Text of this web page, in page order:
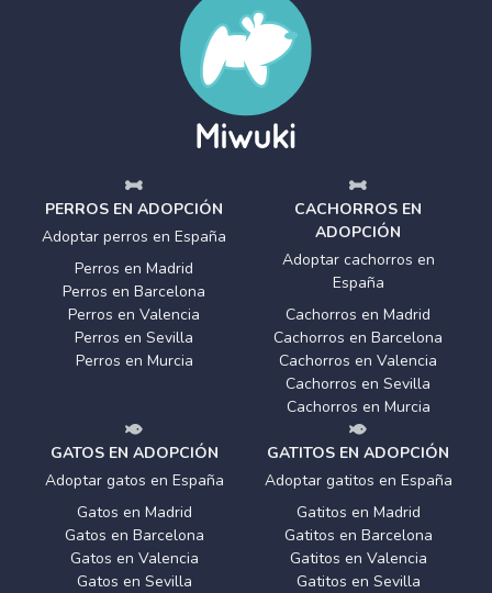
PERROS EN ADOPCIÓN
Adoptar perros en España
Perros en Madrid
Perros en Barcelona
Perros en Valencia
Perros en Sevilla
Perros en Murcia
CACHORROS EN
ADOPCIÓN
Adoptar cachorros en
España
Cachorros en Madrid
Cachorros en Barcelona
Cachorros en Valencia
Cachorros en Sevilla
Cachorros en Murcia
GATOS EN ADOPCIÓN
Adoptar gatos en España
Gatos en Madrid
Gatos en Barcelona
Gatos en Valencia
Gatos en Sevilla
GATITOS EN ADOPCIÓN
Adoptar gatitos en España
Gatitos en Madrid
Gatitos en Barcelona
Gatitos en Valencia
Gatitos en Sevilla